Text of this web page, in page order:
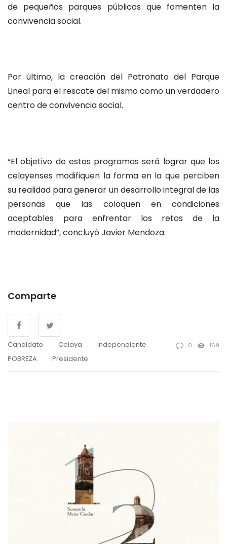
de pequeños parques públicos que fomenten la
convivencia social.
Por último, la creación del Patronato del Parque
Lineal para el rescate del mismo como un verdadero
centro de convivencia social.
“El objetivo de estos programas será lograr que los
celayenses modifiquen la forma en la que perciben
su realidad para generar un desarrollo integral de las
personas que las coloquen en condiciones
aceptables para enfrentar los retos de la
modernidad”, concluyó Javier Mendoza.
Comparte
Candidato Celaya
Independiente
POBREZA
Presidente
0 169